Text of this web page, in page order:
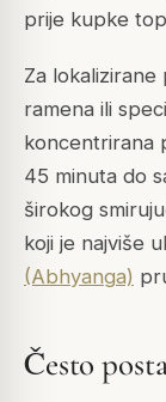
prije kupke
Za
ramena ili
koncentrirana
45 minuta do
širokog
koji je najviše
(Abhyanga)
Često